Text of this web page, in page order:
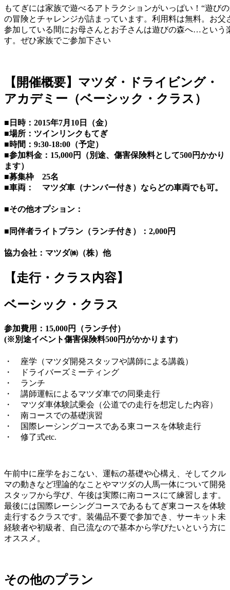
もてぎには家族で遊べるアトラクションがいっぱい！“遊び
の冒険とチャレンジが詰まっています。利用料は無料。お父
参加している間にお母さんとお子さんは遊びの森へ…という
す。ぜひ家族でご参加下さい
【開催概要】マツダ・ドライビング・
アカデミー（ベーシック・クラス）
■日時：2015年7月10日（金）
■場所：ツインリンクもてぎ
■時間：9:30-18:00（予定）
■参加料金：15,000円（別途、傷害保険料として500円かかり
ます）
■募集枠 25名
■車両： マツダ車（ナンバー付き）ならどの車両でも可。
■その他オプション：
■同伴者ライトプラン（ランチ付き）：2,000円
協力会社：マツダ㈱（株）他
【走行・クラス内容】
ベーシック・クラス
参加費用：15,000円（ランチ付）
(※別途イベント傷害保険料500円がかかります)
・ 座学（マツダ開発スタッフや講師による講義）
・ ドライバーズミーティング
・ ランチ
・ 講師運転によるマツダ車での同乗走行
・ マツダ車体験試乗会（公道での走行を想定した内容）
・ 南コースでの基礎演習
・ 国際レーシングコースである東コースを体験走行
・ 修了式etc.
午前中に座学をおこない、運転の基礎や心構え、そしてクル
マの動きなど理論的なことやマツダの人馬一体について開発
スタッフから学び、午後は実際に南コースにて練習します。
最後には国際レーシングコースであるもてぎ東コースを体験
走行するクラスです。装備品不要で参加でき、サーキット未
経験者や初級者、自己流なので基本から学びたいという方に
オススメ。
その他のプラン